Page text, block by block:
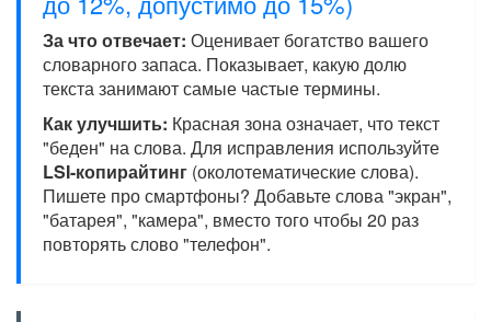
За что отвечает: Оценивает богатство вашего
словарного запаса. Показывает, какую долю
текста занимают самые частые термины.
Как улучшить: Красная зона означает, что текст
"беден" на слова. Для исправления используйте
LSI-копирайтинг (околотематические слова).
Пишете про смартфоны? Добавьте слова "экран",
"батарея", "камера", вместо того чтобы 20 раз
повторять слово "телефон".